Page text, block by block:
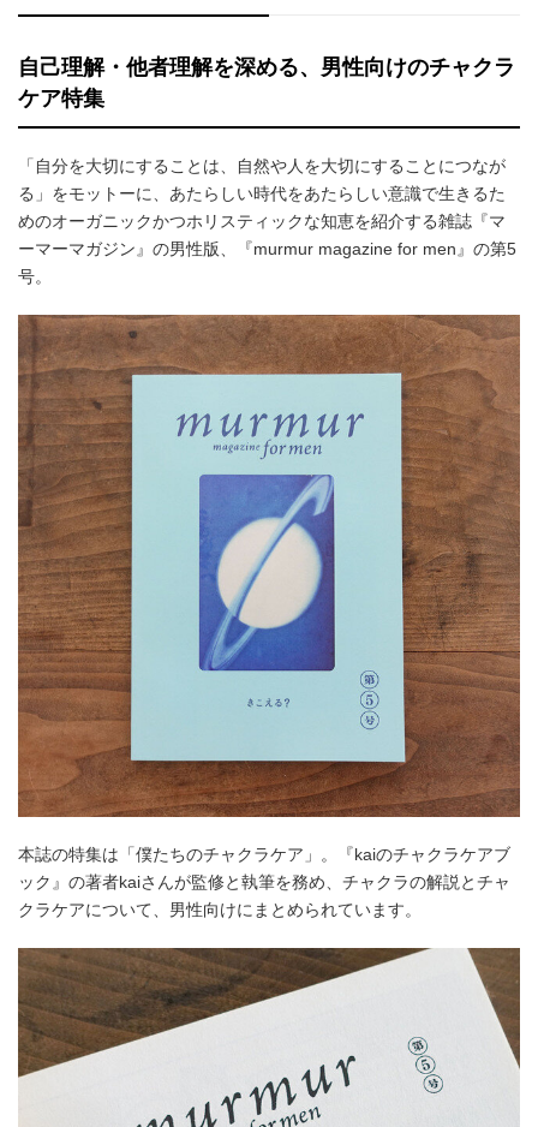
自己理解・他者理解を深める、男性向けのチャクラ
ケア特集
「自分を大切にすることは、自然や人を大切にすることにつなが
る」をモットーに、あたらしい時代をあたらしい意識で生きるた
めのオーガニックかつホリスティックな知恵を紹介する雑誌『マ
ーマーマガジン』の男性版、『murmur magazine for men』の第5
号。
本誌の特集は「僕たちのチャクラケア」。『kaiのチャクラケアブ
ック』の著者kaiさんが監修と執筆を務め、チャクラの解説とチャ
クラケアについて、男性向けにまとめられています。